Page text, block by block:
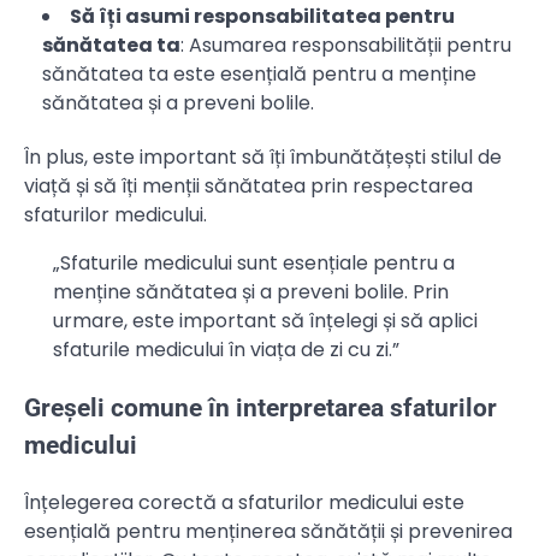
Să îți asumi responsabilitatea pentru
sănătatea ta: Asumarea responsabilității pentru
sănătatea ta este esențială pentru a menține
sănătatea și a preveni bolile.
În plus, este important să îți îmbunătățești stilul de
viață și să îți menții sănătatea prin respectarea
sfaturilor medicului.
„Sfaturile medicului sunt esențiale pentru a
menține sănătatea și a preveni bolile. Prin
urmare, este important să înțelegi și să aplici
sfaturile medicului în viața de zi cu zi.”
Greșeli comune în interpretarea sfaturilor
medicului
Înțelegerea corectă a sfaturilor medicului este
esențială pentru menținerea sănătății și prevenirea